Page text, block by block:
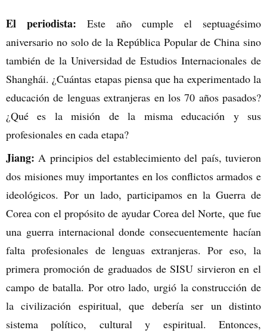
El periodista: Este año cumple el septuagésimo
aniversario no solo de la República Popular de China sino
también de la Universidad de Estudios Internacionales de
Shanghái. ¿Cuántas etapas piensa que ha experimentado la
educación de lenguas extranjeras en los 70 años pasados?
¿Qué es la misión de la misma educación y sus
profesionales en cada etapa?
Jiang:A principios del establecimiento del país, tuvieron
dos misiones muy importantes en los conflictos armados e
ideológicos. Por un lado, participamos en la Guerra de
Corea con el propósito de ayudar Corea del Norte, que fue
una guerra internacional donde consecuentemente hacían
falta profesionales de lenguas extranjeras. Por eso, la
primera promoción de graduados de SISU sirvieron en el
campo de batalla. Por otro lado, urgió la construcción de
la civilización espiritual, que debería ser un distinto
sistema político, cultural y espiritual. Entonces,